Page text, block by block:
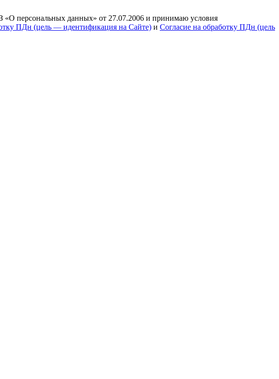
«О персональных данных» от 27.07.2006 и принимаю условия
ПДн (цель — идентификация на Сайте) и Согласие на обработку ПДн (цель